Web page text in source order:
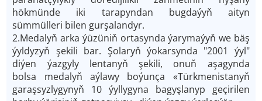
hökmünde iki tarapyndan bugdaýyň aityn
sümmülleri bilen gurşalandyr.
2.Medalyň arka ýüzüniň ortasynda ýarymaýyň we bäş
ýyldyzyň şekili bar. Şolaryň ýokarsynda "2001 ýyl"
diýen ýazgyly lentanyň şekili, onuň aşagynda
bolsa medalyň aýlawy boýunça «Türkmenistanyň
garaşsyzlygynyň 10 ýyllygyna bagyşlanyp geçirilen